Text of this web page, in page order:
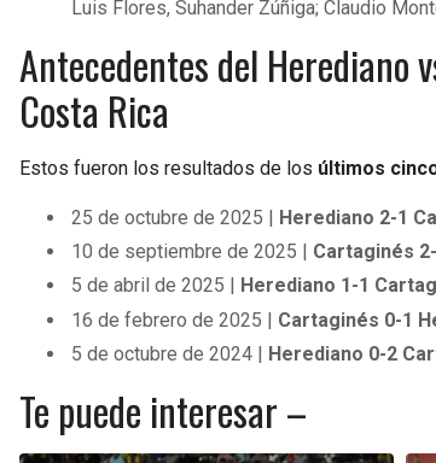
Luis Flores, Suhander Zúñiga; Claudio
Antecedentes del Herediano
Costa Rica
Estos fueron los resultados de los últimos
25 de octubre de 2025 | Herediano 2-1
10 de septiembre de 2025 | Cartaginés
5 de abril de 2025 |
Herediano 1-1
16 de febrero de 2025 | Cartaginés 0-1
5 de octubre de 2024 | Herediano 0-2
Te puede interesar –